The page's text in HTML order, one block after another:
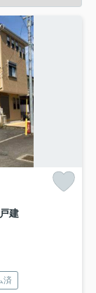
建
済